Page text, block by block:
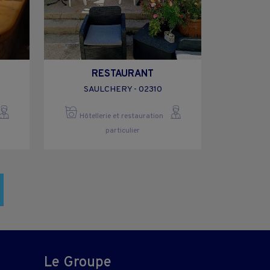
RESTAURANT
SAULCHERY - 02310
Hôtellerie et restauration
particulier
Le Groupe